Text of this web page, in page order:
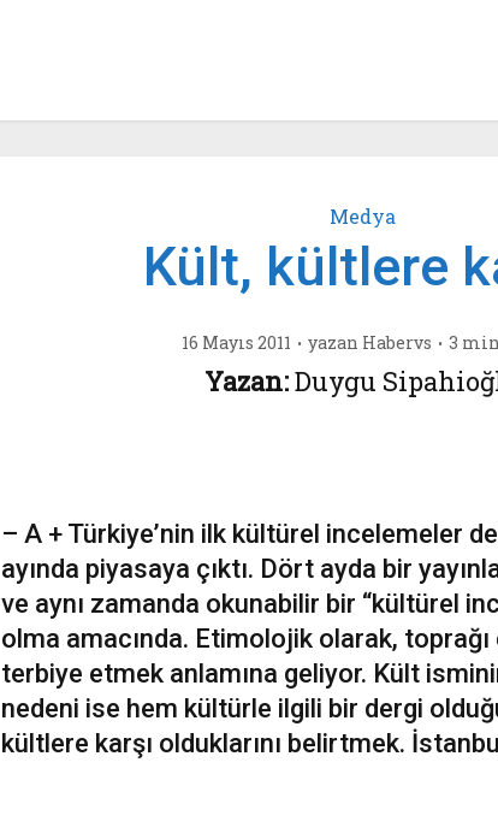
Medya
Kült, kültlere
16 Mayıs 2011 yazan Habervs 3
Yazan:Duygu
– A + Türkiye’nin ilk kültürel incelemeler
ayında piyasaya çıktı. Dört ayda bir
ve aynı zamanda okunabilir bir “kültürel
olma amacında. Etimolojik olarak,
terbiye etmek anlamına geliyor. Kült
nedeni ise hem kültürle ilgili bir dergi
kültlere karşı olduklarını belirtmek.